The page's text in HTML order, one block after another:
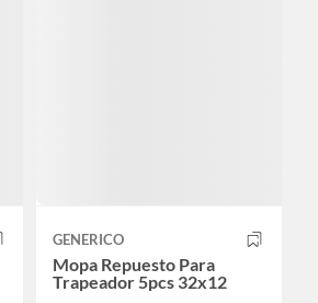
GENERICO
Mopa Repuesto Para
Trapeador 5pcs 32x12